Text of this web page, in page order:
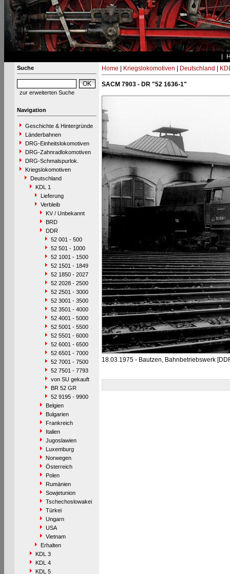
Suche
zur erweiterten Suche
Navigation
Geschichte & Hintergründe
Länderbahnen
DRG-Einheitslokomotiven
DRG-Zahnradlokomotiven
DRG-Schmalspurlok.
Kriegslokomotiven
Deutschland
KDL 1
Lieferung
Verbleib
KV / Unbekannt
BRD
DDR
52 001 - 500
52 501 - 1000
52 1001 - 1500
52 1501 - 1849
52 1850 - 2027
52 2028 - 2500
52 2501 - 3000
52 3001 - 3500
52 3501 - 4000
52 4001 - 5000
52 5001 - 5500
52 5501 - 6000
52 6001 - 6500
52 6501 - 7000
52 7001 - 7500
52 7501 - 7793
von SU gekauft
BR 52 GR
52 9195 - 9900
Belgien
Bulgarien
Frankreich
Italien
Jugoslawien
Luxemburg
Norwegen
Österreich
Polen
Rumänien
Sowjetunion
Tschechoslowakei
Türkei
Ungarn
USA
Vietnam
Erhalten
KDL 3
KDL 4
KDL 5
Home Kriegslokomotiven Deutschland
SACM 7903 - DR "52 1636-1"
18.03.1975 - Bautzen, Bahnbetriebswerk